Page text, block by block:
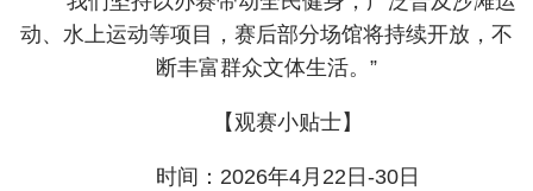
动、水上运动等项目，赛后部分场馆将持续开放，不
断丰富群众文体生活。”
【观赛小贴士】
时间：2026年4月22日-30日